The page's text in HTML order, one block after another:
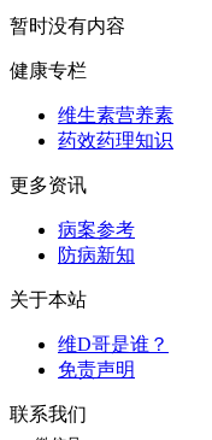
暂时没有内容
健康专栏
维生素营养素
药效药理知识
更多资讯
病案参考
防病新知
关于本站
维D哥是谁？
免责声明
联系我们